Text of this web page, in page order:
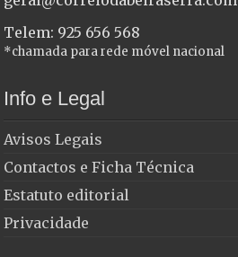
Telem: 925 656 568
*chamada para rede móvel nacional
Info e Legal
Avisos Legais
Contactos e Ficha Técnica
Estatuto editorial
Privacidade